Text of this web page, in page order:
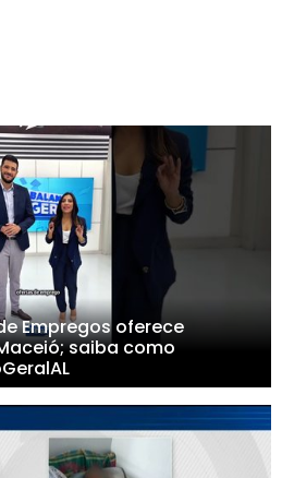
Empregos oferece
saiba como